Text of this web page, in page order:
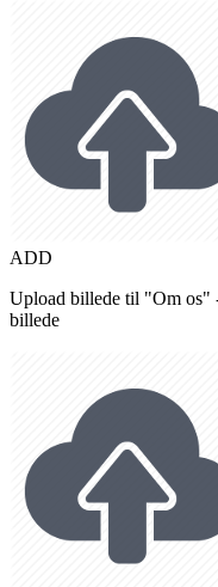
ADD
Upload billede til "Om os"
billede